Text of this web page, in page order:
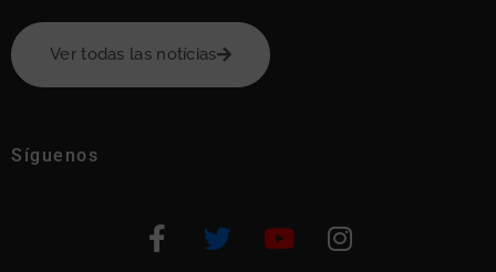
Ver todas las notícias
Síguenos